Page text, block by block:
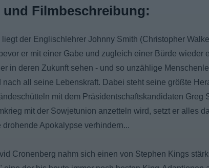
und Filmbeschreibung:
liegt der Englischlehrer Johnny Smith (Christopher
er mit einer Gabe und zugleich einer Bürde wieder
in deren Zukunft sehen - und so unzählige
all seine Lebenskraft. Dabei steht seine größte
mit dem Präsidentschaftskandidaten Greg
mit der Sowjetunion anzetteln wird, setzt er alles
Apokalypse verhindern...
Cronenberg nahm sich einen von Stephen Kings